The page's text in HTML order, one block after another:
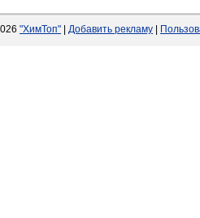
"ХимТоп" Добавить рекламу